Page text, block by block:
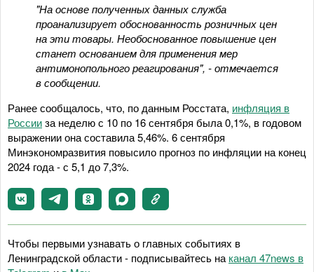
"На основе полученных данных служба
проанализирует обоснованность розничных цен
на эти товары. Необоснованное повышение цен
станет основанием для применения мер
антимонопольного реагирования", - отмечается
в сообщении.
Ранее сообщалось, что, по данным Росстата, инфляция в
Россииза неделю с 10 по 16 сентября была 0,1%, в годовом
выражении она составила 5,46%. 6 сентября
Минэкономразвития повысило прогноз по инфляции на конец
2024 года - с 5,1 до 7,3%.
Чтобы первыми узнавать о главных событиях в
Ленинградской области - подписывайтесь на канал 47news в